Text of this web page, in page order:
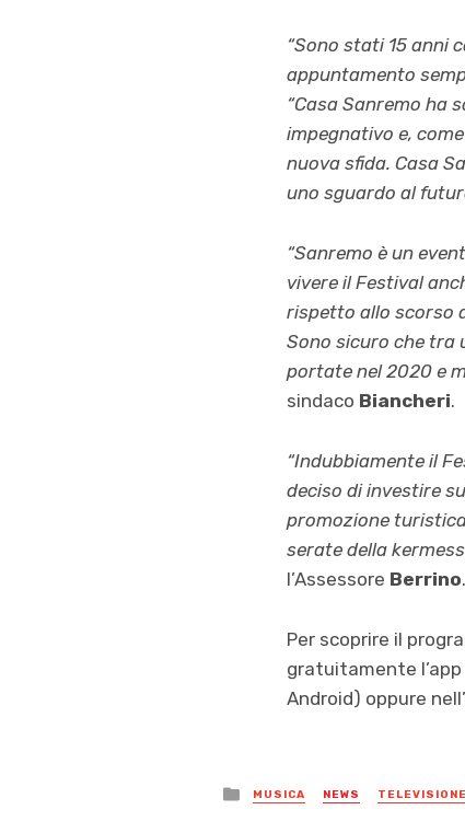
“Sono stati 15 anni
appuntamento
“Casa Sanremo ha
impegnativo e,
nuova sfida. Casa
uno sguardo al
“Sanremo è un
vivere il Festival
rispetto allo scorso
Sono sicuro che tra
portate nel 2020 e
sindaco Biancheri.
“Indubbiamente il
deciso di investire
promozione
serate della
l’Assessore Berrino.
Per scoprire il
gratuitamente l’app
Android) oppure
Posted
in
MUSICA NEWS TELEVISIONE